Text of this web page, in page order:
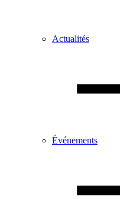
Actualités
Événements